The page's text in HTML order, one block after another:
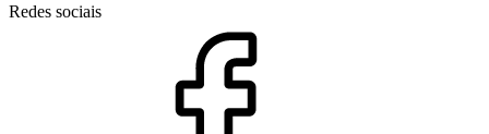
Redes sociais